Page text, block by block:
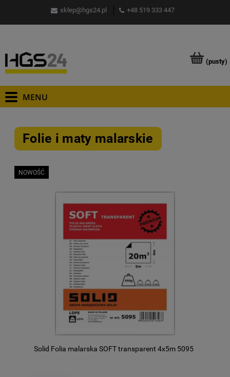
sklep@hgs24.pl +48 519 333 447
(pusty)
Folie i maty malarskie
Solid Folia malarska SOFT transparent 4x5m 5095
NOWOŚĆ